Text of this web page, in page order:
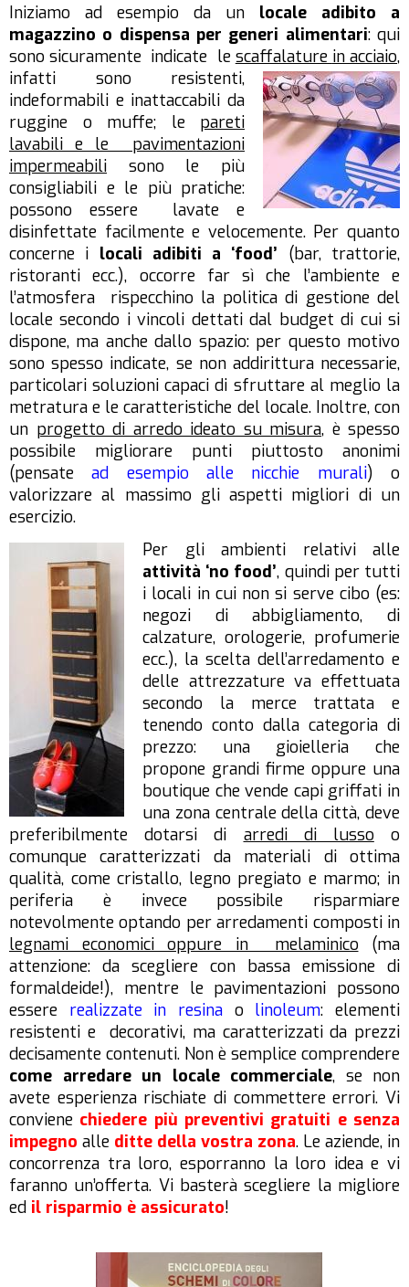
Iniziamo ad esempio da un locale adibito a
magazzino o dispensa per generi alimentari: qui
sono sicuramente indicate le scaffalature in acciaio,
infatti sono resistenti,
indeformabili e inattaccabili da
ruggine o muffe; le pareti
lavabili e le pavimentazioni
impermeabili sono le più
consigliabili e le più pratiche:
possono essere lavate e
disinfettate facilmente e velocemente. Per quanto
concerne i locali adibiti a ‘food’ (bar, trattorie,
ristoranti ecc.), occorre far sì che l’ambiente e
l’atmosfera rispecchino la politica di gestione del
locale secondo i vincoli dettati dal budget di cui si
dispone, ma anche dallo spazio: per questo motivo
sono spesso indicate, se non addirittura necessarie,
particolari soluzioni capaci di sfruttare al meglio la
metratura e le caratteristiche del locale. Inoltre, con
un progetto di arredo ideato su misura, è spesso
possibile migliorare punti piuttosto anonimi
(pensatead esempio alle nicchie murali) o
valorizzare al massimo gli aspetti migliori di un
esercizio.
Per gli ambienti relativi alle
attività ‘no food’, quindi per tutti
i locali in cui non si serve cibo (es:
negozi di abbigliamento, di
calzature, orologerie, profumerie
ecc.), la scelta dell’arredamento e
delle attrezzature va effettuata
secondo la merce trattata e
tenendo conto dalla categoria di
prezzo: una gioielleria che
propone grandi firme oppure una
boutique che vende capi griffati in
una zona centrale della città, deve
preferibilmente dotarsi di arredi di lusso o
comunque caratterizzati da materiali di ottima
qualità, come cristallo, legno pregiato e marmo; in
periferia è invece possibile risparmiare
notevolmente optando per arredamenti composti in
legnami economici oppure in melaminico (ma
attenzione: da scegliere con bassa emissione di
formaldeide!), mentre le pavimentazioni possono
essere realizzate in resina o linoleum: elementi
resistenti e decorativi, ma caratterizzati da prezzi
decisamente contenuti. Non è semplice comprendere
come arredare un locale commerciale, se non
avete esperienza rischiate di commettere errori. Vi
conviene chiedere più preventivi gratuiti e senza
impegno alle ditte della vostra zona. Le aziende, in
concorrenza tra loro, esporranno la loro idea e vi
faranno un’offerta. Vi basterà scegliere la migliore
ed il risparmio è assicurato!